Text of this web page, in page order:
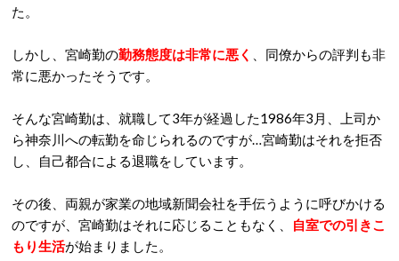
た。
しかし、宮崎勤の勤務態度は非常に悪く
、同僚からの評判も非
常に悪かったそうです。
そんな宮崎勤は、就職して3年が経過した1986年3月、上司か
ら神奈川への転勤を命じられるのですが…宮崎勤はそれを拒否
し、自己都合による退職をしています。
その後、両親が家業の地域新聞会社を手伝うように呼びかける
のですが、宮崎勤はそれに応じることもなく、
自室での引きこ
もり生活が始まりました。